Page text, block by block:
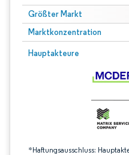
Größter Markt
Marktkonzentration
Hauptakteure
*Haftungsausschluss:
Bild © Mordor Intelligence.